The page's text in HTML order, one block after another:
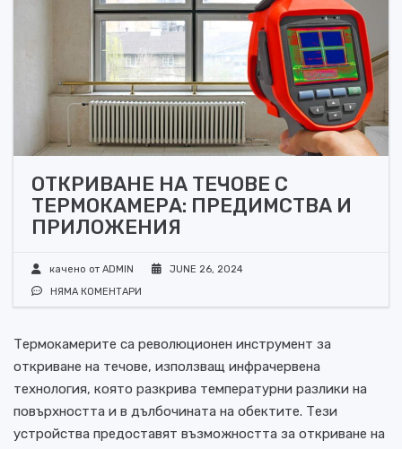
ОТКРИВАНЕ НА ТЕЧОВЕ С
ТЕРМОКАМЕРА: ПРЕДИМСТВА И
ПРИЛОЖЕНИЯ
качено от ADMIN
JUNE 26, 2024
НЯМА КОМЕНТАРИ
Термокамерите са революционен инструмент за
откриване на течове, използващ инфрачервена
технология, която разкрива температурни разлики на
повърхността и в дълбочината на обектите. Тези
устройства предоставят възможността за откриване на